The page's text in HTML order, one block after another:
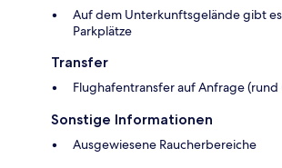
Auf dem Unterkunftsgelände gibt
Parkplätze
Transfer
Flughafentransfer auf Anfrage (rund
Sonstige Informationen
Ausgewiesene Raucherbereiche